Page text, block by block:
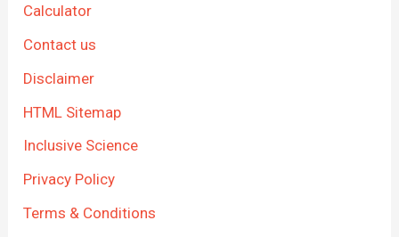
Calculator
Contact us
Disclaimer
HTML Sitemap
Inclusive Science
Privacy Policy
Terms & Conditions